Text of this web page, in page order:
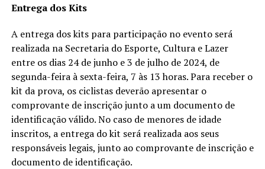
Entrega dos Kits
A entrega dos kits para participação no evento será
realizada na Secretaria do Esporte, Cultura e Lazer
entre os dias 24 de junho e 3 de julho de 2024, de
segunda-feira à sexta-feira, 7 às 13 horas. Para receber o
kit da prova, os ciclistas deverão apresentar o
comprovante de inscrição junto a um documento de
identificação válido. No caso de menores de idade
inscritos, a entrega do kit será realizada aos seus
responsáveis legais, junto ao comprovante de inscrição e
documento de identificação.